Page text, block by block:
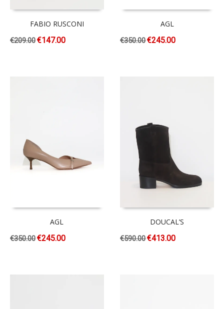
FABIO RUSCONI
€209.00€147.00
AGL
€350.00€245.00
AGL
€350.00€245.00
DOUCAL’S
€590.00€413.00